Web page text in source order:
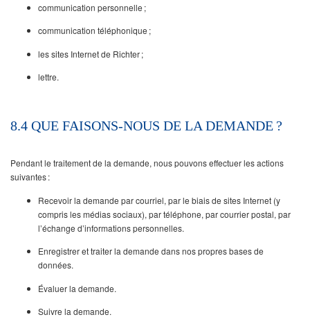
communication personnelle ;
communication téléphonique ;
les sites Internet de Richter ;
lettre.
8.4 QUE FAISONS-NOUS DE LA DEMANDE ?
Pendant le traitement de la demande, nous pouvons effectuer les actions
suivantes :
Recevoir la demande par courriel, par le biais de sites Internet (y
compris les médias sociaux), par téléphone, par courrier postal, par
l’échange d’informations personnelles.
Enregistrer et traiter la demande dans nos propres bases de
données.
Évaluer la demande.
Suivre la demande.